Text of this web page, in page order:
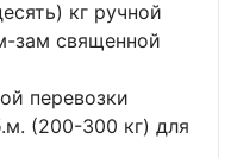
кг ручной
зам священной
перевозки
(200-300 кг) для